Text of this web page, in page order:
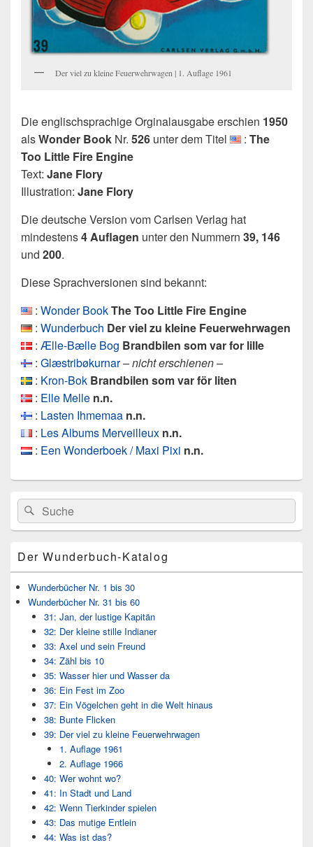
Der viel zu kleine Feuerwehrwagen | 1. Auflage 1961
Die englischsprachige Orginalausgabe erschien 1950
alsWonder Book Nr. 526 unter dem Titel : The
Too Little Fire Engine
Text: Jane Flory
Illustration: Jane Flory
Die deutsche Version vom Carlsen Verlag hat
mindestens4 Auflagen unter den Nummern 39, 146
und 200.
Diese Sprachversionen sind bekannt:
: Wonder BookThe Too Little Fire Engine
: Wunderbuch Der viel zu kleine Feuerwehrwagen
: Ælle-Bælle Bog Brandbilen som var for lille
: Glæstribøkurnar– nicht erschienen –
: Kron-Bok Brandbilen som var för liten
: Elle Melle n.n.
: Lasten Ihmemaa n.n.
: Les Albums Merveilleux n.n.
: Een Wonderboek / Maxi Pixi n.n.
Primärer
Seitenleisten
Widget-
Bereich
Search
for:
Suche
Der Wunderbuch-Katalog
Wunderbücher Nr. 1 bis 30
Wunderbücher Nr. 31 bis 60
31: Jan, der lustige Kapitän
32: Der kleine stille Indianer
33: Axel und sein Freund
34: Zähl bis 10
35: Wasser hier und Wasser da
36: Ein Fest im Zoo
37: Ein Vögelchen geht in die Welt hinaus
38: Bunte Flicken
39: Der viel zu kleine Feuerwehrwagen
1. Auflage 1961
2. Auflage 1966
40: Wer wohnt wo?
41: In Stadt und Land
42: Wenn Tierkinder spielen
43: Das mutige Entlein
44: Was ist das?